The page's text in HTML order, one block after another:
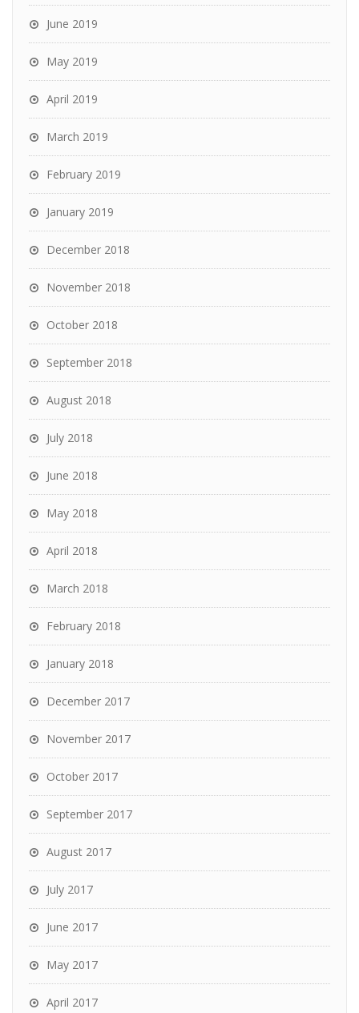
June 2019
May 2019
April 2019
March 2019
February 2019
January 2019
December 2018
November 2018
October 2018
September 2018
August 2018
July 2018
June 2018
May 2018
April 2018
March 2018
February 2018
January 2018
December 2017
November 2017
October 2017
September 2017
August 2017
July 2017
June 2017
May 2017
April 2017